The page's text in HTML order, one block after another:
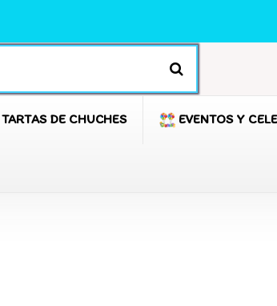
TARTAS DE CHUCHES EVENTOS Y